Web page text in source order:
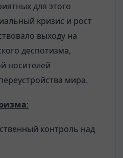
для этого
кризис и рост
выходу на
деспотизма,
носителей
мира.
:
контроль над